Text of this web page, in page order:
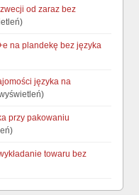
od zaraz bez
na plandekę bez języka
języka na
przy pakowaniu
towaru bez